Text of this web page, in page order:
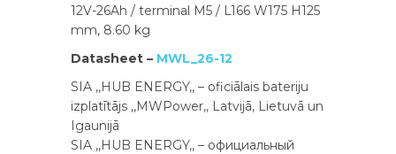
12V-26Ah / terminal M5 / L166 W175 H125
mm, 8.60 kg
Datasheet – MWL_26-12
SIA ,,HUB ENERGY,, – oficiālais bateriju
izplatītājs ,,MWPower,, Latvijā, Lietuvā un
Igaunijā
SIA ,,HUB ENERGY,, – официальный